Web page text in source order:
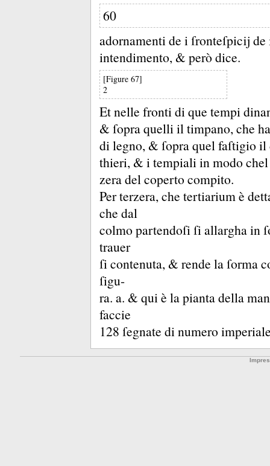
60
adornamenti de i ſronteſpicĳ
intendimento, & però dice.
[Figure 67]
2
Et nelle fronti di que tempi
& ſopra quelli il timpano, che
di legno, & ſopra quel faſtigio
thieri, & i tempiali in modo
zera del coperto compito.
Per terzera, che tertiarium è
che dal
colmo partendoſi ſi allargha in
trauer
ſi contenuta, & rende la ſorma
ſigu-
ra. a. & qui è la pianta della
faccie
128 ſegnate di numero